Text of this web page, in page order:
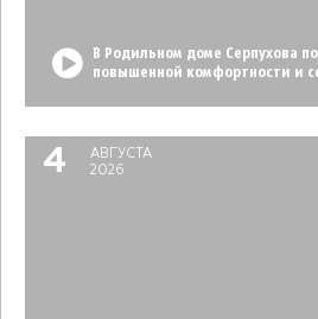
В Родильном доме Серпухова
повышенной комфортности и
4
АВГУСТА
2026